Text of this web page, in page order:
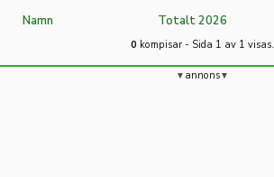
Namn Totalt 2026
0 kompisar - Sida 1 av 1 visas.
annons